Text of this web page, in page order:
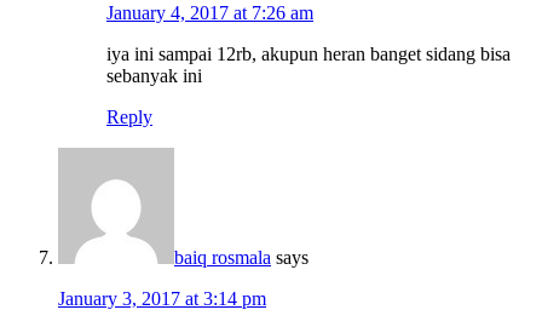
January 4, 2017 at 7:26 am
iya ini sampai 12rb, akupun heran banget sidang bisa
sebanyak ini
Reply
baiq rosmala says
January 3, 2017 at 3:14 pm